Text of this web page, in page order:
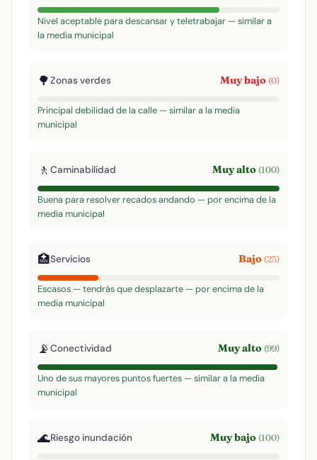
Nivel aceptable para descansar y teletrabajar — similar a
la media municipal
🌳Zonas verdes Muy bajo (0)
Principal debilidad de la calle — similar a la media
municipal
🚶 Caminabilidad Muy alto (100)
Buena para resolver recados andando — por encima de la
media municipal
🏥Servicios Bajo (25)
Escasos — tendrás que desplazarte — por encima de la
media municipal
📡Conectividad Muy alto (99)
Uno de sus mayores puntos fuertes — similar a la media
municipal
🌊Riesgo inundación Muy bajo (100)